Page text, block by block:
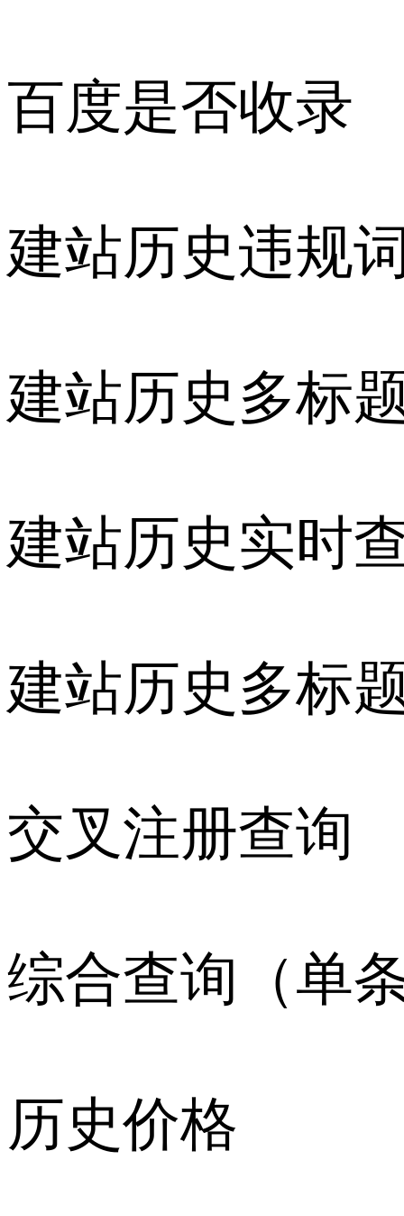
百度是否收录
建站历史违规
建站历史多标
建站历史实时
建站历史多标
交叉注册查询
综合查询（单
历史价格